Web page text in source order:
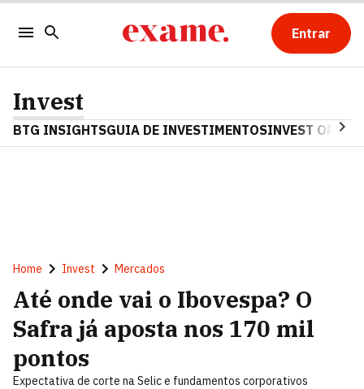
Entrar
Invest
BTG INSIGHTSGUIA DE INVESTIMENTOSINVEST OPINA
Home Invest Mercados
Até onde vai o Ibovespa? O
Safra já aposta nos 170 mil
pontos
Expectativa de corte na Selic e fundamentos corporativos